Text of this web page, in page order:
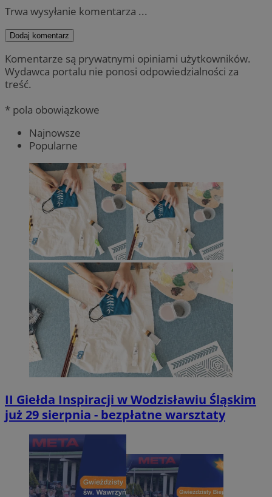
Trwa wysyłanie komentarza ...
Dodaj komentarz
Komentarze są prywatnymi opiniami użytkowników.
Wydawca portalu nie ponosi odpowiedzialności za
treść.
* pola obowiązkowe
Najnowsze
Popularne
II Giełda Inspiracji w Wodzisławiu Śląskim
już 29 sierpnia - bezpłatne warsztaty